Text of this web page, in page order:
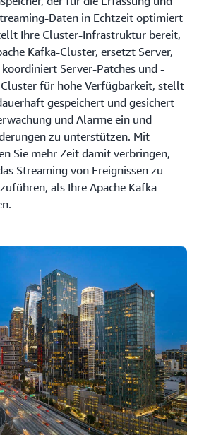
Daten in Echtzeit optimiert
Ihre Cluster-Infrastruktur bereit,
Kafka-Cluster, ersetzt Server,
Server-Patches und -
für hohe Verfügbarkeit, stellt
gespeichert und gesichert
und Alarme ein und
zu unterstützen. Mit
Sie mehr Zeit damit verbringen,
Streaming von Ereignissen zu
als Ihre Apache Kafka-